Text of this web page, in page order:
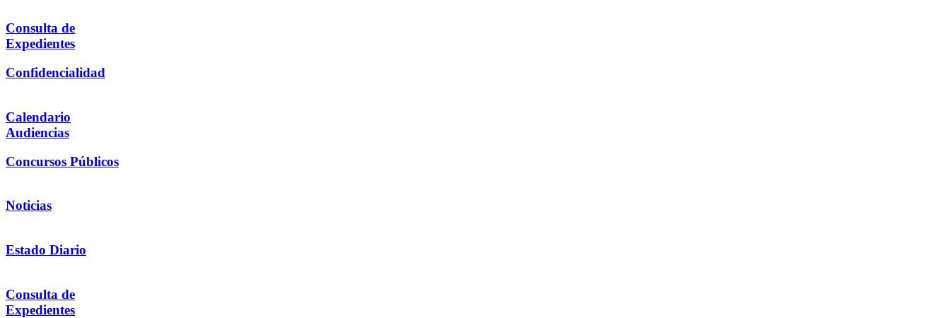
Consulta de
Expedientes
Confidencialidad
Calendario
Audiencias
Concursos Públicos
Noticias
Estado Diario
Consulta de
Expedientes